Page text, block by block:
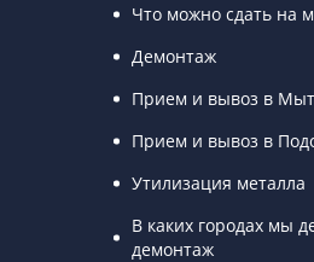
Что можно сдать на
Демонтаж
Прием и вывоз в
Прием и вывоз в
Утилизация металла
В каких городах мы
демонтаж